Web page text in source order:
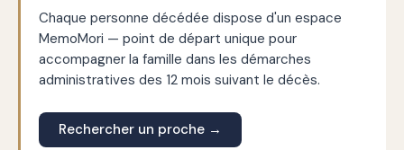
Chaque personne décédée dispose d'un espace
MemoMori — point de départ unique pour
accompagner la famille dans les démarches
administratives des 12 mois suivant le décès.
Rechercher un proche →